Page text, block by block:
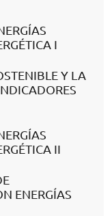
I
Y LA
II
ENERGÍAS